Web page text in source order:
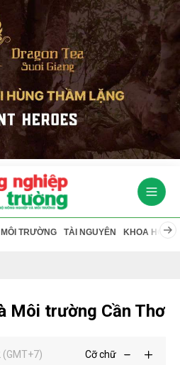
MÔI TRƯỜNG TÀI NGUYÊN KHOA HỌC
Môi trường Cần Thơ
Cỡ chữ